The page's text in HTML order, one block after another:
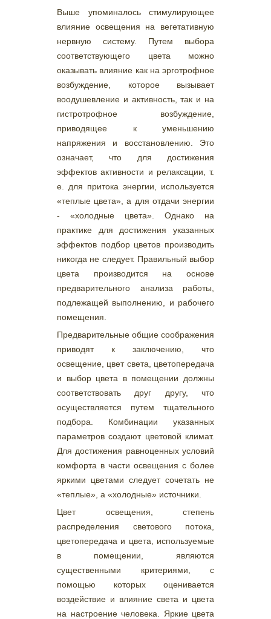
Выше упоминалось стимулирующее
влияние освещения на вегетативную
нервную систему. Путем выбора
соответствующего цвета можно
оказывать влияние как на эрготрофное
возбуждение, которое вызывает
воодушевление и активность, так и на
гистротрофное возбуждение,
приводящее к уменьшению
напряжения и восстановлению. Это
означает, что для достижения
эффектов активности и релаксации, т.
е. для притока энергии, используется
«теплые цвета», а для отдачи энергии
- «холодные цвета». Однако на
практике для достижения указанных
эффектов подбор цветов производить
никогда не следует. Правильный выбор
цвета производится на основе
предварительного анализа работы,
подлежащей выполнению, и рабочего
помещения.
Предварительные общие соображения
приводят к заключению, что
освещение, цвет света, цветопередача
и выбор цвета в помещении должны
соответствовать друг другу, что
осуществляется путем тщательного
подбора. Комбинации указанных
параметров создают цветовой климат.
Для достижения равноценных условий
комфорта в части освещения с более
яркими цветами следует сочетать не
«теплые», а «холодные» источники.
Цвет освещения, степень
распределения светового потока,
цветопередача и цвета, используемые
в помещении, являются
существенными критериями, с
помощью которых оценивается
воздействие и влияние света и цвета
на настроение человека. Яркие цвета